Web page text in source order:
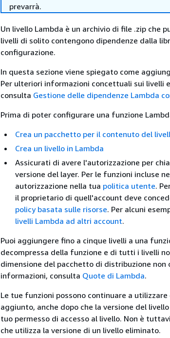
prevarrà.
Un livello Lambda è un archivio di file .zip che
livelli di solito contengono dipendenze dalla
configurazione.
In questa sezione viene spiegato come
Per ulteriori informazioni concettuali sui livelli
consulta Gestione delle dipendenze Lambda
Prima di poter configurare una funzione
Crea un pacchetto per il contenuto del
Crea un livello in Lambda
Assicurati di avere l'autorizzazione per
versione del layer. Per le funzioni incluse
autorizzazione nella tua politica utente.
il proprietario di quell'account deve
policy basata sulle risorse. Per alcuni
livelli Lambda ad altri account.
Puoi aggiungere fino a cinque livelli a una
decompressa della funzione e di tutti i livelli
dimensione del pacchetto di distribuzione non
informazioni, consulta Quote di Lambda.
Le tue funzioni possono continuare a
aggiunto, anche dopo che la versione del
tuo permesso di accesso al livello. Non è
che utilizza la versione di un livello eliminato.